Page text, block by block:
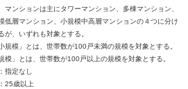
マンションは主にタワーマンション、多棟マンション、
低層マンション、小規模中高層マンションの４つに分け
が、いずれも対象とする。
規模」とは、世帯数が100戸未満の規模を対象とする。
規模」とは、世帯数が100戸以上の規模を対象とする。
指定なし
25歳以上